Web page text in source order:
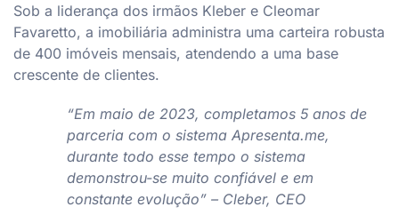
Sob a liderança dos irmãos Kleber e Cleomar
Favaretto, a imobiliária administra uma carteira robusta
de 400 imóveis mensais, atendendo a uma base
crescente de clientes.
“Em maio de 2023, completamos 5 anos de
parceria com o sistema Apresenta.me,
durante todo esse tempo o sistema
demonstrou-se muito confiável e em
constante evolução” – Cleber, CEO